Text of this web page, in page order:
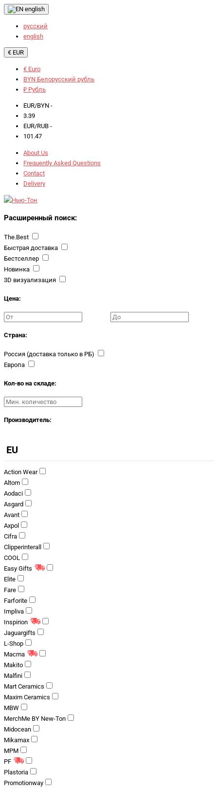
english
русский
english
€ EUR
€ Euro
BYN Белорусский рубль
₽ Рубль
EUR/BYN -
3.39
EUR/RUB -
101.47
About Us
Frequently Asked Questions
Contact
Delivery
Расширенный поиск:
The.Best
Быстрая доставка
Бестселлер
Новинка
3D визуализация
Цена:
Страна:
Россия (доставка только в РБ)
Европа
Кол-во на складе:
Производитель:
EU
Action Wear
Altom
Aodaci
Asgard
Avant
Axpol
Cifra
Clipperinterall
COOL
Easy Gifts
Elite
Fare
Farforite
Impliva
Inspirion
Jaguargifts
L-Shop
Macma
Makito
Malfini
Mart Ceramics
Maxim Ceramics
MBW
MerchMe BY New-Ton
Midocean
Mikamax
MPM
PF
Plastoria
Promotionway